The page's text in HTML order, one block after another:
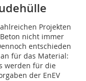
Projekten
nicht immer
entschieden
für das Material:
werden für die
der EnEV